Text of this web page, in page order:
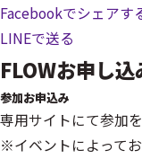
Facebookでシェアす
LINEで送る
FLOWお申し
参加お申込み
専用サイトにて参加
※イベントによって